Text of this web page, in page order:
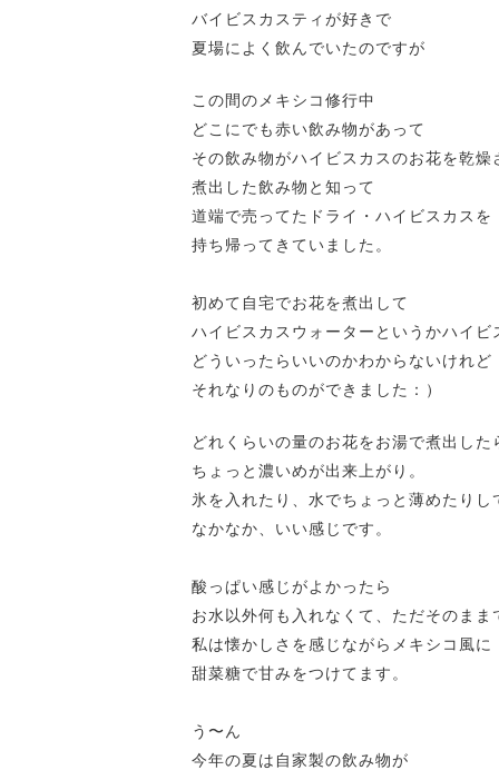
バイビスカスティが好きで
夏場によく飲んでいたのですが
この間のメキシコ修行中
どこにでも赤い飲み物があって
その飲み物がハイビスカスのお花を乾燥
煮出した飲み物と知って
道端で売ってたドライ・ハイビスカスを
持ち帰ってきていました。
初めて自宅でお花を煮出して
ハイビスカスウォーターというかハイビ
どういったらいいのかわからないけれど
それなりのものができました：）
どれくらいの量のお花をお湯で煮出した
ちょっと濃いめが出来上がり。
氷を入れたり、水でちょっと薄めたりし
なかなか、いい感じです。
酸っぱい感じがよかったら
お水以外何も入れなくて、ただそのまま
私は懐かしさを感じながらメキシコ風に
甜菜糖で甘みをつけてます。
う〜ん
今年の夏は自家製の飲み物が